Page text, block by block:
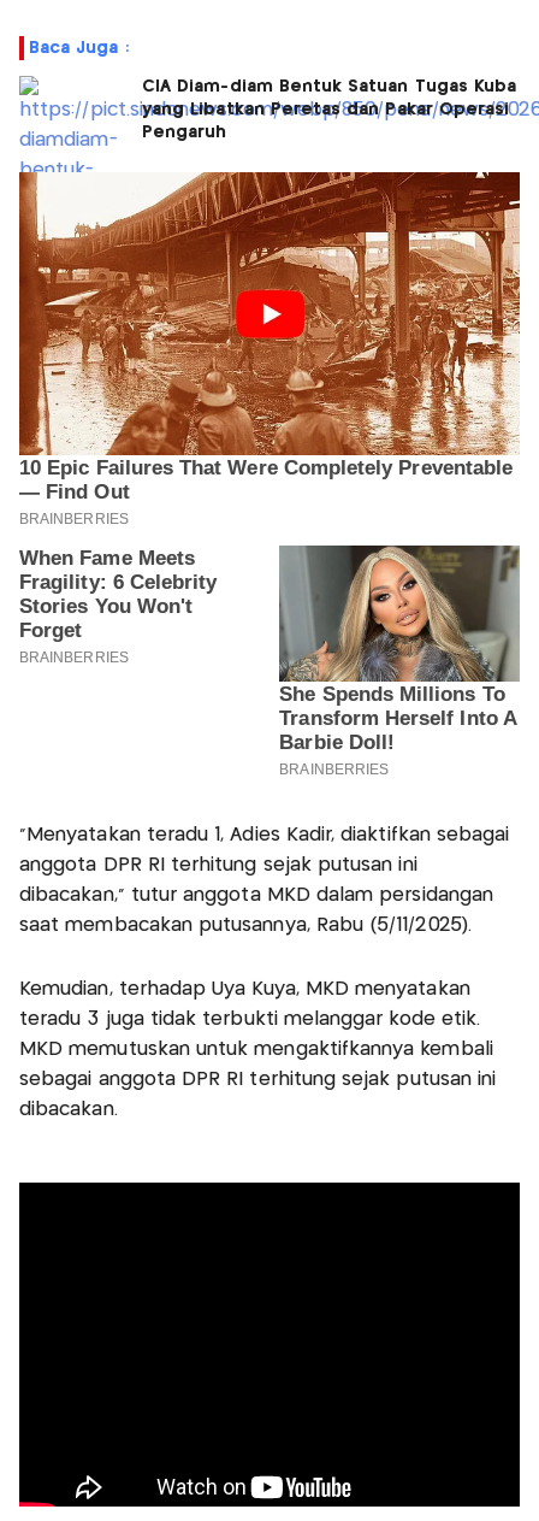
Baca Juga :
CIA Diam-diam Bentuk Satuan Tugas Kuba
yang Libatkan Peretas dan Pakar Operasi
Pengaruh
“Menyatakan teradu 1, Adies Kadir, diaktifkan sebagai
anggota DPR RI terhitung sejak putusan ini
dibacakan,” tutur anggota MKD dalam persidangan
saat membacakan putusannya, Rabu (5/11/2025).
Kemudian, terhadap Uya Kuya, MKD menyatakan
teradu 3 juga tidak terbukti melanggar kode etik.
MKD memutuskan untuk mengaktifkannya kembali
sebagai anggota DPR RI terhitung sejak putusan ini
dibacakan.